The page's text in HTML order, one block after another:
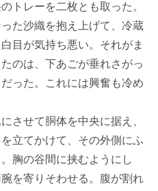
トレーを二枚とも取った。
た沙織を抱え上げて、冷蔵
目が気持ち悪い。それがま
のは、下あごが垂れさがっ
った。これには興奮も冷め
させて胴体を中央に据え、
立てかけて、その外側にふ
胸の谷間に挟むようにし
を寄りそわせる。腹が割れ